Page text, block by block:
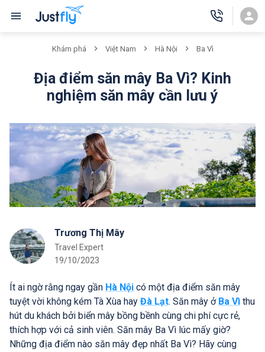
Khám phá Việt Nam Hà Nội Ba Vì
Địa điểm săn mây Ba Vì? Kinh
nghiệm săn mây cần lưu ý
Trương Thị Mây
Travel Expert
19/10/2023
Ít ai ngờ rằng ngay gần Hà Nội có một địa điểm săn mây
tuyệt vời không kém Tà Xùa hay Đà Lạt. Săn mây ở Ba Vì thu
hút du khách bởi biển mây bồng bềnh cùng chi phí cực rẻ,
thích hợp với cả sinh viên. Săn mây Ba Vì lúc mấy giờ?
Những địa điểm nào săn mây đẹp nhất Ba Vì? Hãy cùng